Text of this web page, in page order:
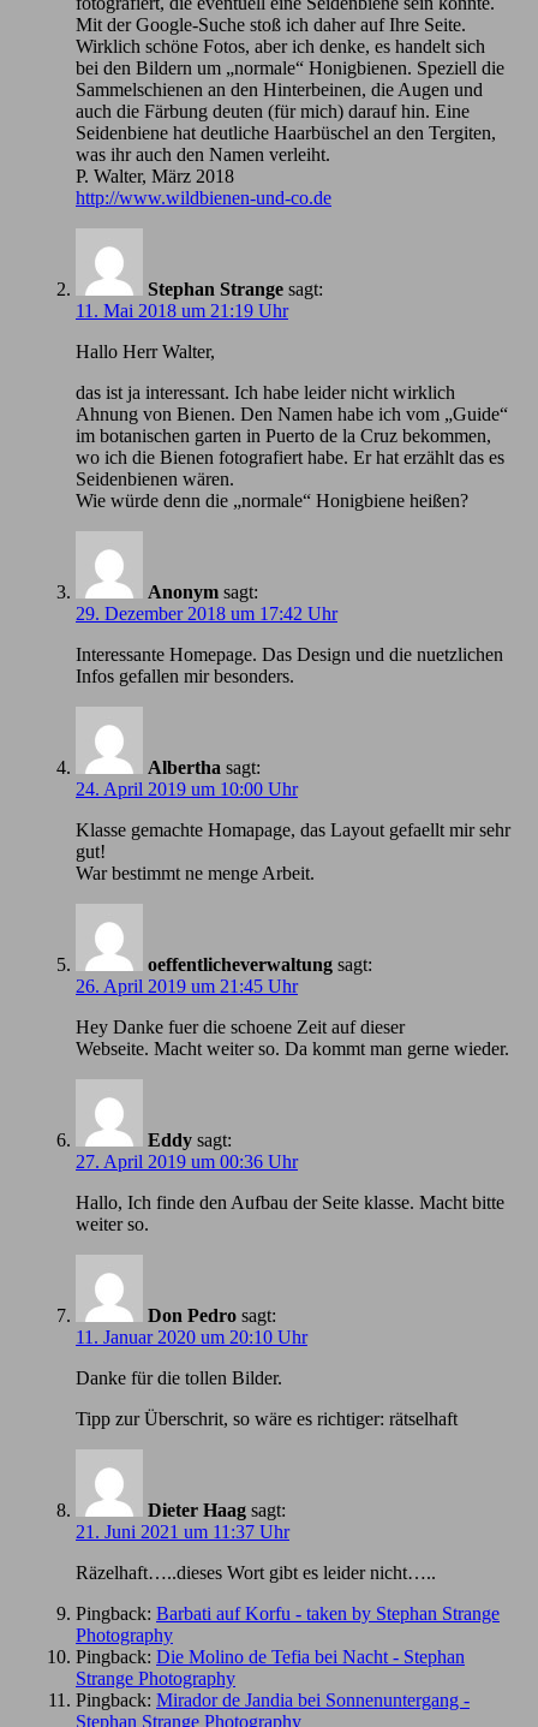
Mit der Google-Suche stoß ich daher auf Ihre Seite.
Wirklich schöne Fotos, aber ich denke, es handelt sich
bei den Bildern um „normale“ Honigbienen. Speziell die
Sammelschienen an den Hinterbeinen, die Augen und
auch die Färbung deuten (für mich) darauf hin. Eine
Seidenbiene hat deutliche Haarbüschel an den Tergiten,
was ihr auch den Namen verleiht.
P. Walter, März 2018
http://www.wildbienen-und-co.de
Stephan Strange sagt:
11. Mai 2018 um 21:19 Uhr
Hallo Herr Walter,
das ist ja interessant. Ich habe leider nicht wirklich
Ahnung von Bienen. Den Namen habe ich vom „Guide“
im botanischen garten in Puerto de la Cruz bekommen,
wo ich die Bienen fotografiert habe. Er hat erzählt das es
Seidenbienen wären.
Wie würde denn die „normale“ Honigbiene heißen?
Anonym sagt:
29. Dezember 2018 um 17:42 Uhr
Іnteressante Homepage. Das Design und die nuetzlichen
Infos gefallen mir besonders.
Albertha sagt:
24. April 2019 um 10:00 Uhr
Klasse gemachte Homapage, das Layout gefaellt mir sehr
gut!
War bestimmt ne menge Arbeit.
oeffentlicheverwaltung sagt:
26. April 2019 um 21:45 Uhr
Hey Danke fuer die schoene Zeit auf dieser
Webseite. Macht weiter so. Da kommt man gerne wieder.
Eddy sagt:
27. April 2019 um 00:36 Uhr
Hallo, Ich finde den Aufbau der Seite klasse. Macht bitte
weiter so.
Don Pedro sagt:
11. Januar 2020 um 20:10 Uhr
Danke für die tollen Bilder.
Tipp zur Überschrit, so wäre es richtiger: rätselhaft
Dieter Haag sagt:
21. Juni 2021 um 11:37 Uhr
Räzelhaft…..dieses Wort gibt es leider nicht…..
Pingback: Barbati auf Korfu - taken by Stephan Strange
Photography
Pingback: Die Molino de Tefia bei Nacht - Stephan
Strange Photography
Pingback: Mirador de Jandia bei Sonnenuntergang -
Stephan Strange Photography